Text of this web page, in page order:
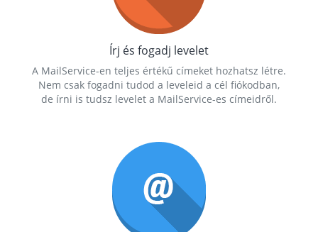
Írj és fogadj levelet
A MailService-en teljes értékű címeket hozhatsz létre.
Nem csak fogadni tudod a leveleid a cél fiókodban,
de írni is tudsz levelet a MailService-es címeidről.